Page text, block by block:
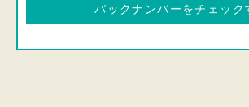
バックナンバーをチェック